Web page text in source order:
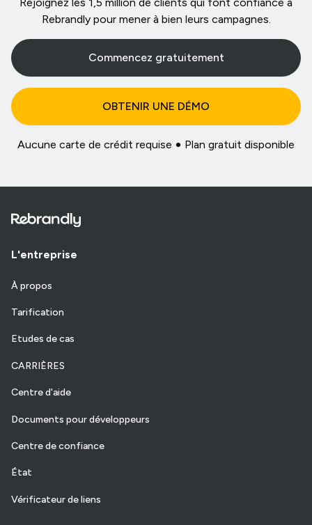
Rejoignez les 1,5 million de clients qui font confiance à
Rebrandly pour mener à bien leurs campagnes.
Commencez gratuitement
OBTENIR UNE DÉMO
Aucune carte de crédit requise Plan gratuit disponible
L'entreprise
À propos
Tarification
Etudes de cas
CARRIÈRES
Centre d'aide
Documents pour développeurs
Centre de confiance
État
Vérificateur de liens